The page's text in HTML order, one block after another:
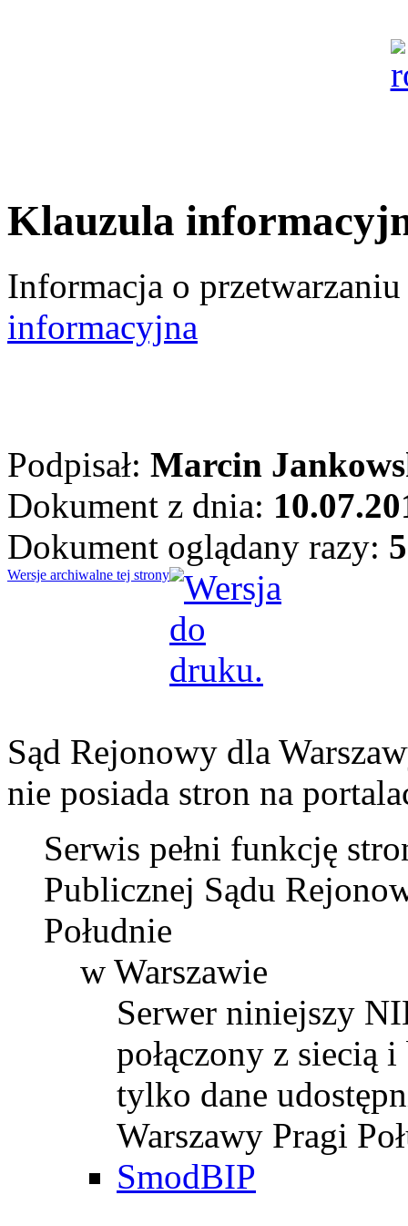
Klauzula
Informacja o
informacyjna
Podpisał: Marcin
Dokument z dnia:
Dokument oglądany razy:
Wersje archiwalne tej strony
Sąd Rejonowy dla
nie posiada stron na
Serwis pełni funkcję
Publicznej Sądu
Południe
w Warszawie
Serwer niniejszy
połączony z siecią
tylko dane
Warszawy Pragi
SmodBIP